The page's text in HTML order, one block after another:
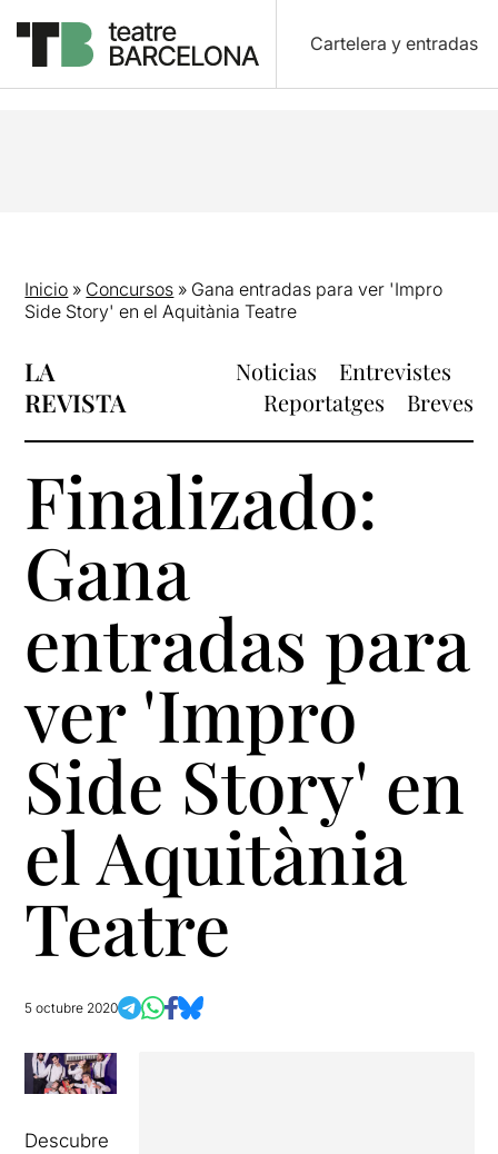
Cartelera y entradas
Inicio » Concursos » Gana entradas para ver 'Impro
Side Story' en el Aquitània Teatre
LA
REVISTA
Noticias
Entrevistes
Reportatges
Breves
Finalizado:
Gana
entradas para
ver 'Impro
Side Story' en
el Aquitània
Teatre
5 octubre 2020
Descubre